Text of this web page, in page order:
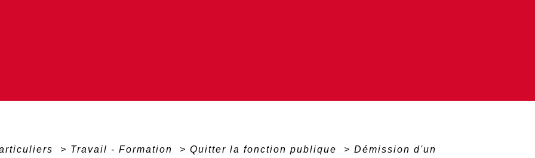
> Travail - Formation > Quitter la fonction publique > Démission d'un